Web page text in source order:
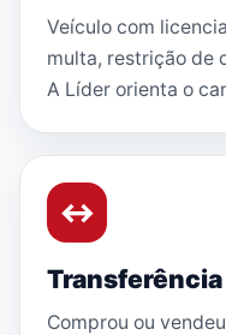
Veículo com
multa, restrição de
A Líder orienta o
↔
Comprou ou